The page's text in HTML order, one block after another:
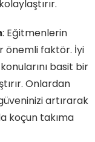
: Eğitmenlerin
önemli faktör. İyi
basit bir
Onlardan
artırarak
koçun takıma